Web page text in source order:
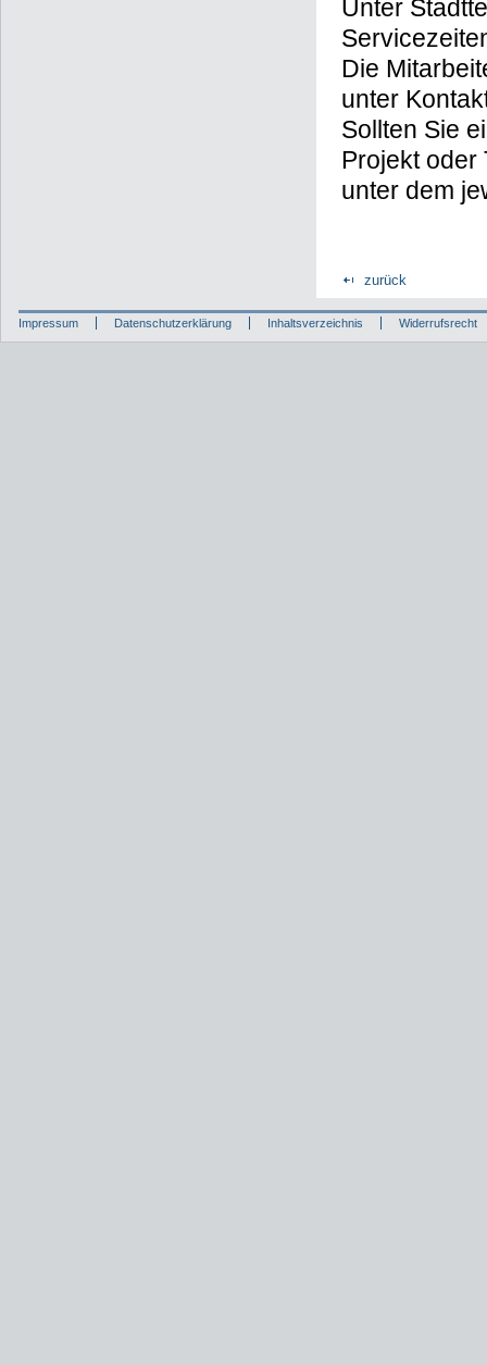
Unter
Die
unter
Sollten Sie
Projekt oder
unter dem
zurück
Impressum Datenschutzerklärung Inhaltsverzeichnis Widerrufsrecht